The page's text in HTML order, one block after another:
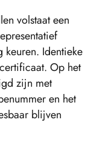
volstaat een
keuren. Identieke
Op het
zijn met
en het
blijven